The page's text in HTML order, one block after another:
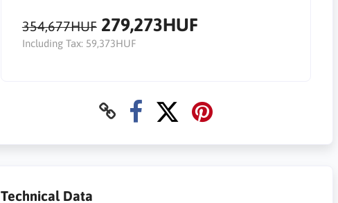
354,677HUF 279,273HUF
Including Tax: 59,373HUF
Technical Data